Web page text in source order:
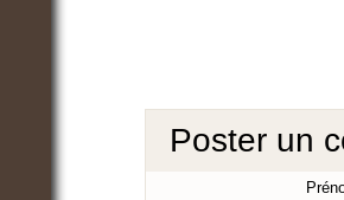
Poster un